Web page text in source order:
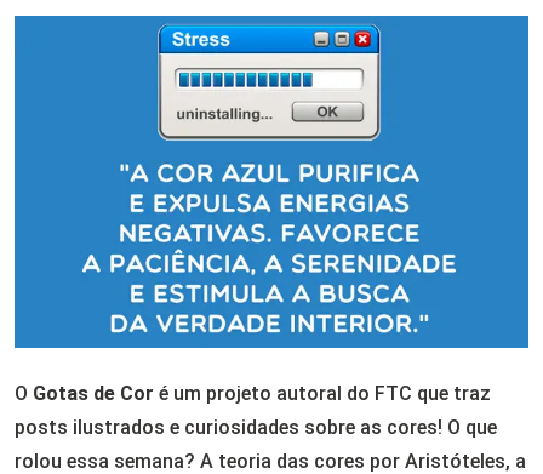
Email
O Gotas de Cor é um projeto autoral do FTC que traz
posts ilustrados e curiosidades sobre as cores! O que
rolou essa semana? A teoria das cores por Aristóteles, a